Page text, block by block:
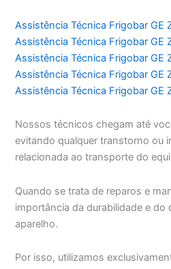
Assistência Técnica Frigobar GE
Assistência Técnica Frigobar GE
Assistência Técnica Frigobar GE
Assistência Técnica Frigobar GE
Assistência Técnica Frigobar GE
Nossos técnicos chegam até
evitando qualquer transtorno ou
relacionada ao transporte do
Quando se trata de reparos e
importância da durabilidade e do
aparelho.
Por isso, utilizamos